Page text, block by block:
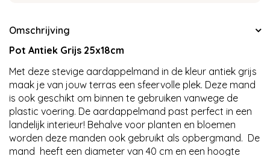
Omschrijving
Pot Antiek Grijs 25x18cm
Met deze stevige aardappelmand in de kleur antiek grijs
maak je van jouw terras een sfeervolle plek. Deze mand
is ook geschikt om binnen te gebruiken vanwege de
plastic voering. De aardappelmand past perfect in een
landelijk interieur! Behalve voor planten en bloemen
worden deze manden ook gebruikt als opbergmand. De
mand heeft een diameter van 40 cm en een hoogte